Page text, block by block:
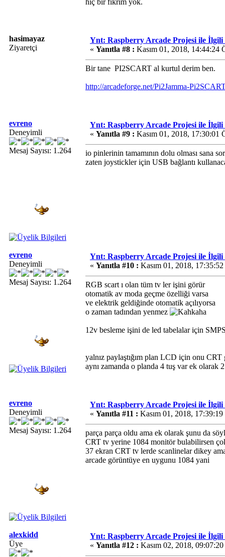
hiç bir fikrim yok.
hasimayaz
Ziyaretçi
Ynt: Raspberry Arcade Projesi ile İlgili
« Yanıtla #8 : Kasım 01, 2018, 14:44:24
Bir tane PI2SCART al kurtul derim ben.
http://arcadeforge.net/Pi2Jamma-
evreno
Deneyimli
Mesaj Sayısı: 1.264
Ynt: Raspberry Arcade Projesi ile İlgili
« Yanıtla #9 : Kasım 01, 2018, 17:30:01
io pinlerinin tamamının dolu olması sana
zaten joystickler için USB bağlantı
evreno
Deneyimli
Mesaj Sayısı: 1.264
Ynt: Raspberry Arcade Projesi ile İlgili
« Yanıtla #10 : Kasım 01, 2018,
RGB scart ı olan tüm tv ler işini görür
otomatik av moda geçme özelliği varsa
ve elektrik geldiğinde otomatik açılıyorsa
o zaman tadından yenmez
12v besleme işini de led tabelalar için
yalnız paylaştığım plan LCD için onu CRT
aynı zamanda o planda 4 tuş var ek olarak
evreno
Deneyimli
Mesaj Sayısı: 1.264
Ynt: Raspberry Arcade Projesi ile İlgili
« Yanıtla #11 : Kasım 01, 2018,
parça parça oldu ama ek olarak şunu da
CRT tv yerine 1084 monitör bulabilirsen
37 ekran CRT tv lerde scanlinelar dikey
arcade görüntüye en uygunu 1084 yani
alexkidd
Üye
Ynt: Raspberry Arcade Projesi ile İlgili
« Yanıtla #12 : Kasım 02, 2018,